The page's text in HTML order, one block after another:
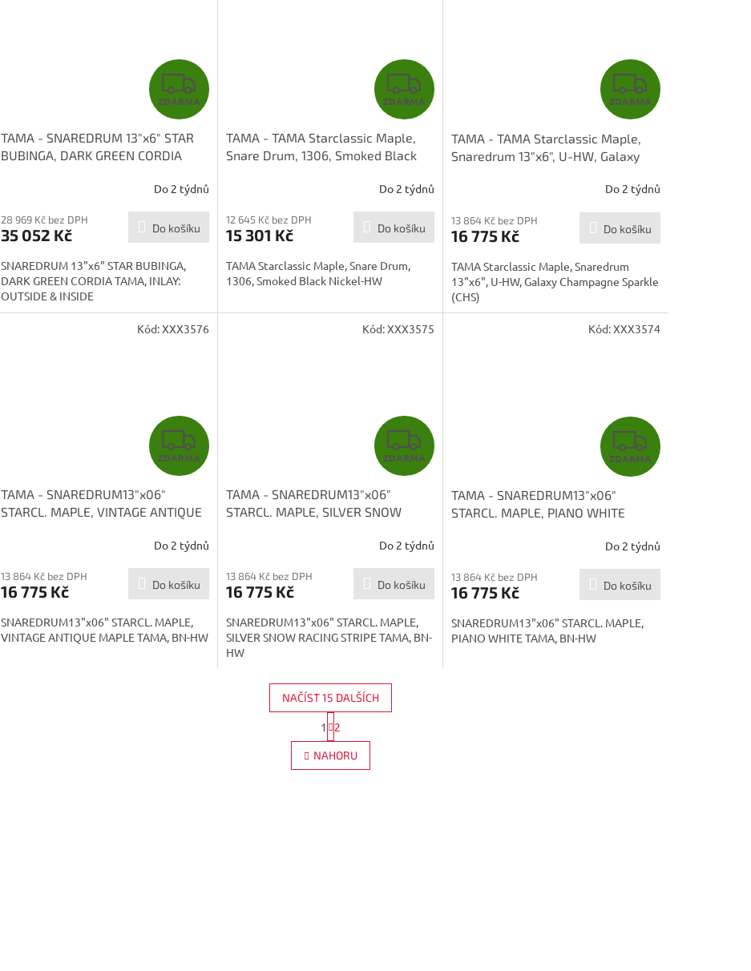
Z
D
R
M
A
ZDARMA
TAMA - SNAREDRUM 13"x6" STAR
BUBINGA, DARK GREEN CORDIA
Do 2 týdnů
28 969 Kč bez DPH
35 052 Kč Do košíku
SNAREDRUM 13"x6" STAR BUBINGA,
DARK GREEN CORDIA TAMA, INLAY:
OUTSIDE & INSIDE
Z
D
R
M
A
ZDARMA
TAMA - TAMA Starclassic Maple,
Snare Drum, 1306, Smoked Black
Do 2 týdnů
12 645 Kč bez DPH
15 301 Kč Do košíku
TAMA Starclassic Maple, Snare Drum,
1306, Smoked Black Nickel-HW
Z
D
R
M
A
ZDARMA
TAMA - TAMA Starclassic Maple,
Snaredrum 13"x6", U-HW, Galaxy
Do 2 týdnů
13 864 Kč bez DPH
16 775 Kč Do košíku
TAMA Starclassic Maple, Snaredrum
13"x6", U-HW, Galaxy Champagne Sparkle
(CHS)
Z
D
A
R
M
A
ZDARMA
TAMA - SNAREDRUM13"x06"
STARCL. MAPLE, VINTAGE ANTIQUE
Do 2 týdnů
13 864 Kč bez DPH
16 775 Kč Do košíku
SNAREDRUM13"x06" STARCL. MAPLE,
VINTAGE ANTIQUE MAPLE TAMA, BN-HW
Kód:XXX3576
Z
D
R
M
A
ZDARMA
TAMA - SNAREDRUM13"x06"
STARCL. MAPLE, SILVER SNOW
Do 2 týdnů
13 864 Kč bez DPH
16 775 Kč Do košíku
SNAREDRUM13"x06" STARCL. MAPLE,
SILVER SNOW RACING STRIPE TAMA, BN-
HW
Kód:XXX3575
Z
D
R
M
A
ZDARMA
TAMA - SNAREDRUM13"x06"
STARCL. MAPLE, PIANO WHITE
Do 2 týdnů
13 864 Kč bez DPH
16 775 Kč Do košíku
SNAREDRUM13"x06" STARCL. MAPLE,
PIANO WHITE TAMA, BN-HW
Kód:XXX3574
O
v
l
NAČÍST 15 DALŠÍCH
t
r
á
n
1 2
NAHORU